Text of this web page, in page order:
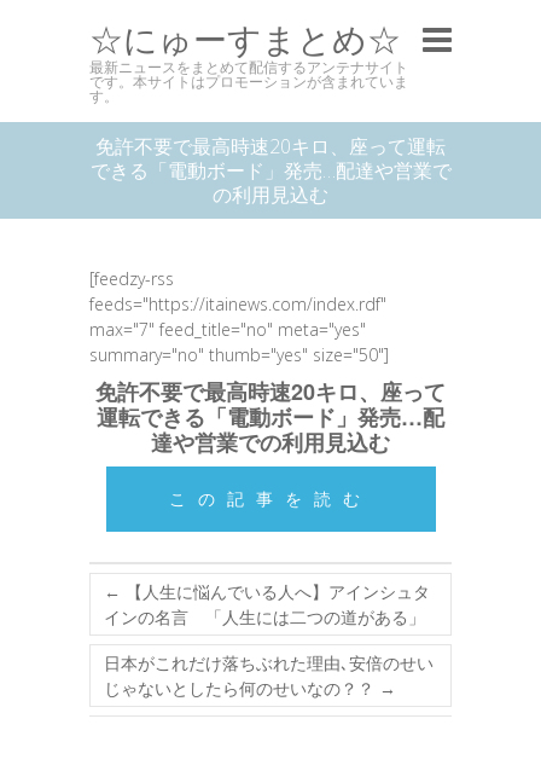
☆にゅーすまとめ☆
最新ニュースをまとめて配信するアンテナサイト
です。本サイトはプロモーションが含まれていま
す。
免許不要で最高時速20キロ、座って運転
できる「電動ボード」発売…配達や営業で
の利用見込む
[feedzy-rss
feeds="https://itainews.com/index.rdf"
max="7" feed_title="no" meta="yes"
summary="no" thumb="yes" size="50"]
免許不要で最高時速20キロ、座って
運転できる「電動ボード」発売…配
達や営業での利用見込む
この記事を読む
←
【人生に悩んでいる人へ】アインシュタ
インの名言 「人生には二つの道がある」
日本がこれだけ落ちぶれた理由､安倍のせい
じゃないとしたら何のせいなの？？ →